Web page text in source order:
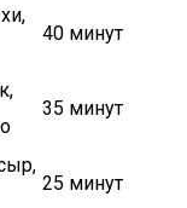
40 минут
35 минут
25 минут